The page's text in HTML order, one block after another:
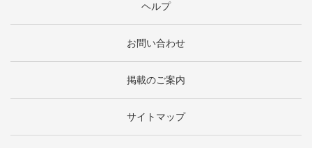
ヘルプ
お問い合わせ
掲載のご案内
サイトマップ